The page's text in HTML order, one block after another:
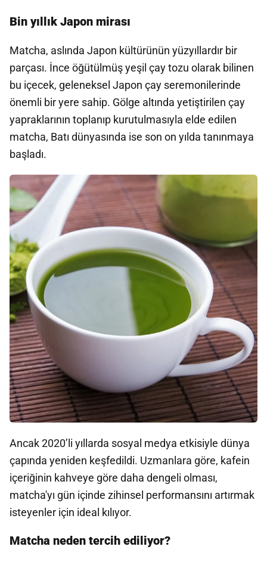
Bin yıllık Japon mirası
Matcha, aslında Japon kültürünün yüzyıllardır bir
parçası. İnce öğütülmüş yeşil çay tozu olarak bilinen
bu içecek, geleneksel Japon çay seremonilerinde
önemli bir yere sahip. Gölge altında yetiştirilen çay
yapraklarının toplanıp kurutulmasıyla elde edilen
matcha, Batı dünyasında ise son on yılda tanınmaya
başladı.
Ancak 2020’li yıllarda sosyal medya etkisiyle dünya
çapında yeniden keşfedildi. Uzmanlara göre, kafein
içeriğinin kahveye göre daha dengeli olması,
matcha'yı gün içinde zihinsel performansını artırmak
isteyenler için ideal kılıyor.
Matcha neden tercih ediliyor?